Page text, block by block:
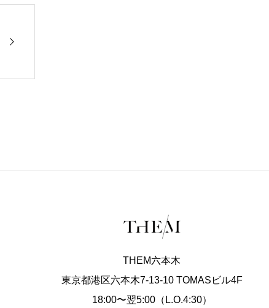
THEM六本木
東京都港区六本木7-13-10 TOMASビル4F
18:00〜翌5:00（L.O.4:30）